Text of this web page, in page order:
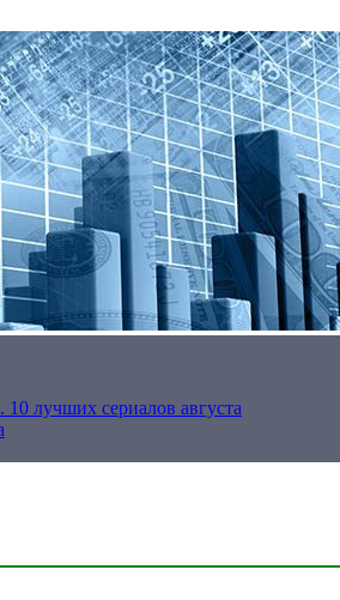
лучших сериалов августа